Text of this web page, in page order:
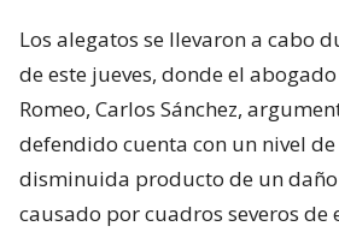
Los alegatos se llevaron a cabo
de este jueves, donde el
Romeo, Carlos Sánchez,
defendido cuenta con un nivel
disminuida producto de un
causado por cuadros severos de